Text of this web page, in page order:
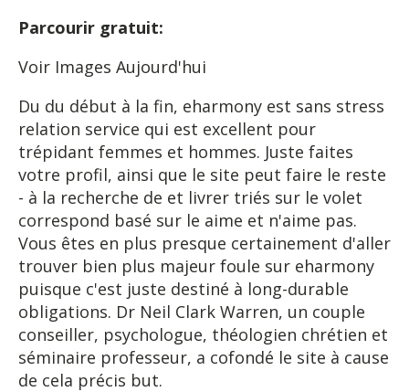
Parcourir gratuit:
Voir Images Aujourd'hui
Du du début à la fin, eharmony est sans stress
relation service qui est excellent pour
trépidant femmes et hommes. Juste faites
votre profil, ainsi que le site peut faire le reste
- à la recherche de et livrer triés sur le volet
correspond basé sur le aime et n'aime pas.
Vous êtes en plus presque certainement d'aller
trouver bien plus majeur foule sur eharmony
puisque c'est juste destiné à long-durable
obligations. Dr Neil Clark Warren, un couple
conseiller, psychologue, théologien chrétien et
séminaire professeur, a cofondé le site à cause
de cela précis but.